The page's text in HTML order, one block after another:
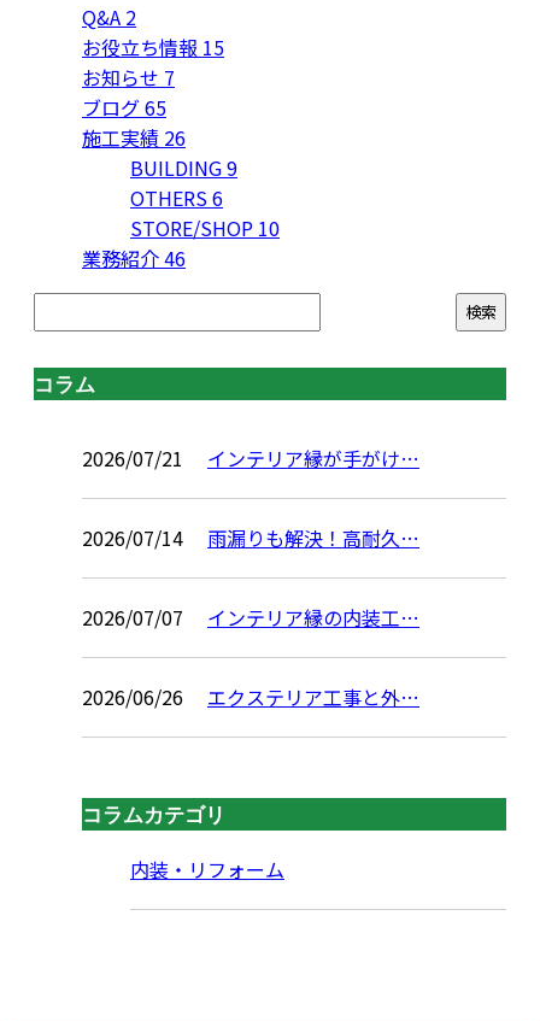
Q&A 2
お役立ち情報 15
お知らせ 7
ブログ65
施工実績 26
BUILDING9
OTHERS6
STORE/SHOP 10
業務紹介46
コラム
2026/07/21 インテリア縁が手がけ…
2026/07/14 雨漏りも解決！高耐久…
2026/07/07 インテリア縁の内装工…
2026/06/26 エクステリア工事と外…
コラムカテゴリ
内装・リフォーム